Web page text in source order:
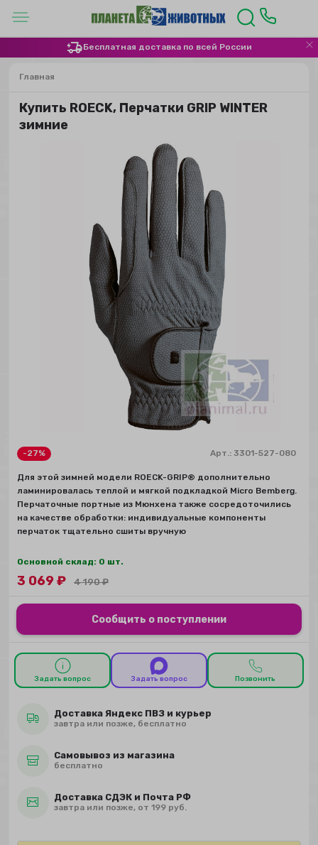
Бесплатная доставка по всей России
Главная
Купить ROECK, Перчатки GRIP WINTER
зимние
-27% Арт.:3301-527-080
Для этой зимней модели ROECK-GRIP® дополнительно
ламинировалась теплой и мягкой подкладкой Micro Bemberg.
Перчаточные портные из Мюнхена также сосредоточились
на качестве обработки: индивидуальные компоненты
перчаток тщательно сшиты вручную
Основной склад: 0 шт.
3 069 ₽ 4 190₽
Сообщить о поступлении
Задать вопрос Задать вопрос Позвонить
Доставка Яндекс ПВЗ и курьер
завтра или позже, бесплатно
Самовывоз из магазина
бесплатно
Доставка СДЭК и Почта РФ
завтра или позже, от 199 руб.